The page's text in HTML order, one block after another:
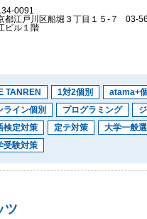
0091
都江戸川区船堀３丁目１５-７
ビル１階
03-
TANREN 1対2個別 atama+
ライン個別
プログラミング
検定対策
定テ対策 大学一般
受験対策
ツ